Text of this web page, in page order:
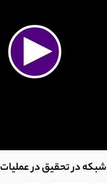
در عملیات 3– آکادمی نیک درس